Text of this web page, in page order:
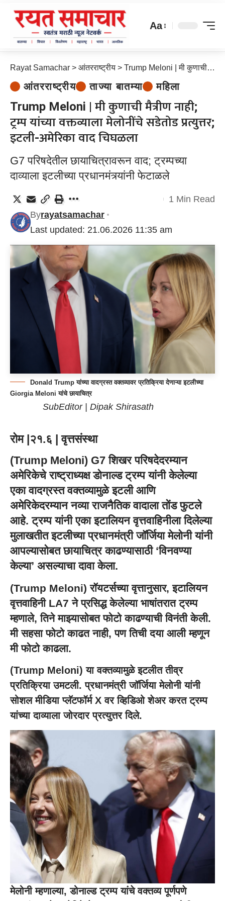
Aa
Rayat Samachar > आंतरराष्ट्रीय > Trump Meloni | मी कुणाची मैत्रीण नाही; ट्रम्प यांच्या वक्तव्याला मेलोनींचे सडेतोड प्रत्युत्तर; इटली-अमेरिका वाद चिघळला
आंतरराष्ट्रीय ताज्या बातम्या महिला
Trump Meloni | मी कुणाची मैत्रीण नाही;
ट्रम्प यांच्या वक्तव्याला मेलोनींचे सडेतोड प्रत्युत्तर;
इटली-अमेरिका वाद चिघळला
G7 परिषदेतील छायाचित्रावरून वाद; ट्रम्पच्या
दाव्याला इटलीच्या प्रधानमंत्र्यांनी फेटाळले
Last updated: 21.06.2026 11:35 am
Byrayatsamachar
1 Min Read
Donald Trump यांच्या वादग्रस्त वक्तव्यावर प्रतिक्रिया देणाऱ्या इटलीच्या
Giorgia Meloni यांचे छायाचित्र
SubEditor | Dipak Shirasath
रोम |२१.६ | वृत्तसंस्था
(Trump Meloni) G7 शिखर परिषदेदरम्यान
अमेरिकेचे राष्ट्राध्यक्ष डोनाल्ड ट्रम्प यांनी केलेल्या
एका वादग्रस्त वक्तव्यामुळे इटली आणि
अमेरिकेदरम्यान नव्या राजनैतिक वादाला तोंड फुटले
आहे. ट्रम्प यांनी एका इटालियन वृत्तवाहिनीला दिलेल्या
मुलाखतीत इटलीच्या प्रधानमंत्रीजॉर्जिया मेलोनीयांनी
आपल्यासोबत छायाचित्र काढण्यासाठी ‘विनवण्या
केल्या’ असल्याचा दावा केला.
(Trump Meloni) रॉयटर्सच्या वृत्तानुसार, इटालियन
वृत्तवाहिनी LA7 ने प्रसिद्ध केलेल्या भाषांतरात ट्रम्प
म्हणाले, तिने माझ्यासोबत फोटो काढण्याची विनंती केली.
मी सहसा फोटो काढत नाही, पण तिची दया आली म्हणून
मी फोटो काढला.
(Trump Meloni) या वक्तव्यामुळे इटलीत तीव्र
प्रतिक्रिया उमटली. प्रधानमंत्री जॉर्जिया मेलोनी यांनी
सोशल मीडिया प्लॅटफॉर्म X वर व्हिडिओ शेअर करत ट्रम्प
यांच्या दाव्याला जोरदार प्रत्युत्तर दिले.
मेलोनी म्हणाल्या, डोनाल्ड ट्रम्प यांचे वक्तव्य पूर्णपणे